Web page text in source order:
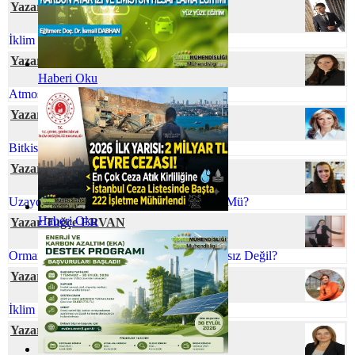
Haberi Oku
Haberi Oku
Yazar Cihan YEŞİL
İklim Değişmesine Karşı Talep Hassasiyeti
Yazar Dr. Özge SİVRİOĞLU
Atmosferik Kıyamete Hazır Mıyız?
Yazar Nihal SÖZBİR KARAKUŞ
Bitkisel Atık Yağlar
Yazar Ömür TEMİZEL
Uzaydaki Atıklarla Başa Çıkmak Mümkün Mü?
Yazar Tuğçe ERVAN
Orman Yangınlarını Önlemek Neden İmkansız Değil?
Yazar Prof. Dr. Zeynep ZAİMOĞLU
İklim Değişikliği ve Gıda Arzı
Yazar Rahşan BUKNİ ULUS